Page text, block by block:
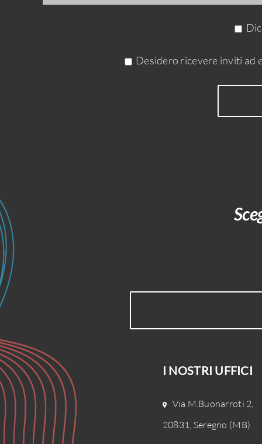
Desidero ricevere inviti ad
I NOSTRI UFFICI
Via M.Buonarroti 2,
20831, Seregno (MB)